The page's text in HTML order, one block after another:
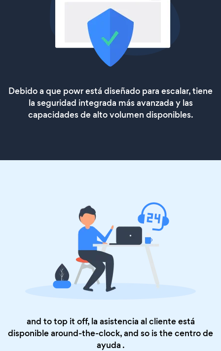
Debido a que powr está diseñado para escalar, tiene
la seguridad integrada más avanzada y las
capacidades de alto volumen disponibles.
and to top it off, la asistencia al cliente está
disponible around-the-clock, and so is thecentro de
ayuda .